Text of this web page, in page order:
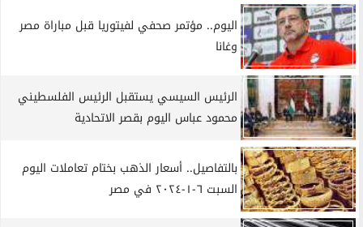
اليوم.. مؤتمر صحفي لفيتوريا قبل مباراة مصر
وغانا
الرئيس السيسي يستقبل الرئيس الفلسطيني
محمود عباس اليوم بقصر الاتحادية
بالتفاصيل.. أسعار الذهب بختام تعاملات اليوم
السبت ٦-١-٢٠٢٤ في مصر